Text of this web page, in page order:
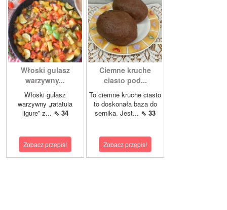
Włoski gulasz
warzywny...
Włoski gulasz
warzywny „ratatuia
ligure” z... ⇖ 34
Zobacz przepis!
Ciemne kruche
ciasto pod...
To ciemne kruche ciasto
to doskonała baza do
sernika. Jest... ⇖ 33
Zobacz przepis!